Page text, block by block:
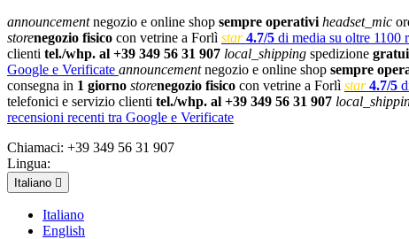
announcementnegozio e online shop sempre operativi headset_mic
storenegozio fisico con vetrine a Forlì star 4.7/5 di media su oltre 1100
clienti tel./whp. al +39 349 56 31 907 local_shipping spedizione
Google e Verificate announcementnegozio e online shop sempre
consegna in 1 giorno storenegozio fisico con vetrine a Forlì star 4.7/5
telefonici e servizio clienti tel./whp. al +39 349 56 31 907
recensioni recenti tra Google e Verificate
Chiamaci: +39 349 56 31 907
Lingua:
Italiano 
Italiano
English